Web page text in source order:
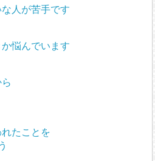
な人が苦手です
か悩んでいます
れたことを